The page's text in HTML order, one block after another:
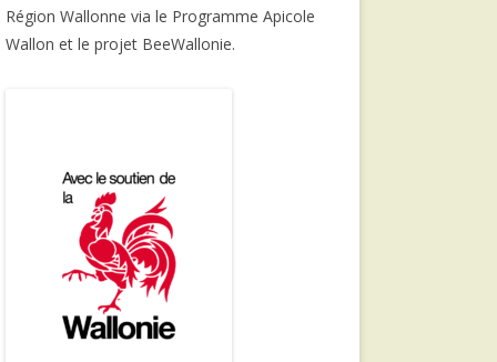
Région Wallonne via le Programme Apicole
Wallon et le projet BeeWallonie.